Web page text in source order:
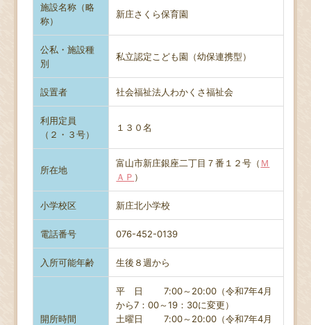
施設名称（略
称）
新庄さくら保育園
公私・施設種
別
私立認定こども園（幼保連携型）
設置者 社会福祉法人わかくさ福祉会
利用定員
（２・３号）
１３０名
所在地
富山市新庄銀座二丁目７番１２号（ Ｍ
ＡＰ ）
小学校区 新庄北小学校
電話番号 076-452-0139
入所可能年齢 生後８週から
開所時間
平 日 7:00～20:00（令和7年4月
から7：00～19：30に変更）
土曜日7:00～20:00（令和7年4月